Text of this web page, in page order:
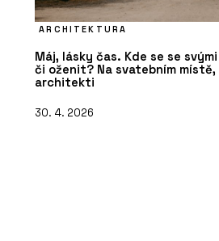
ARCHITEKTURA
Máj, lásky čas. Kde se se
či oženit? Na svatebním
architekti
30. 4. 2026